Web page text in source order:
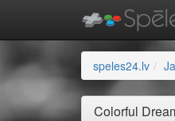
speles24.lv
Colorful